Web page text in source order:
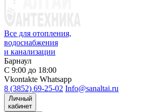
Все для отопления,
водоснабжения
и канализации
Барнаул
С 9:00 до 18:00
Vkontakte Whatsapp
8 (3852) 69-25-02 Info@sanaltai.ru
Личный
кабинет